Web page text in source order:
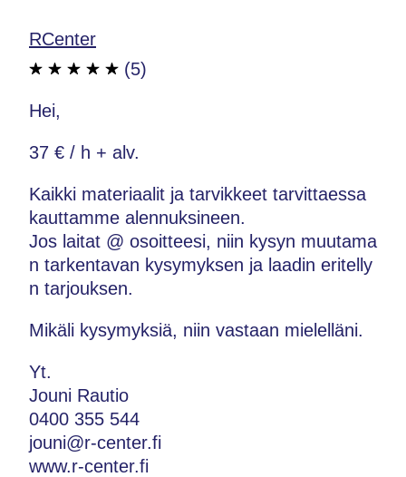
RCenter
(5)
Hei,
37 € / h + alv.
Kaikki materiaalit ja tarvikkeet tarvittaessa
kauttamme alennuksineen.
Jos laitat @ osoitteesi, niin kysyn muutama
n tarkentavan kysymyksen ja laadin eritelly
n tarjouksen.
Mikäli kysymyksiä, niin vastaan mielelläni.
Yt.
Jouni Rautio
0400 355 544
jouni@r-center.fi
www.r-center.fi